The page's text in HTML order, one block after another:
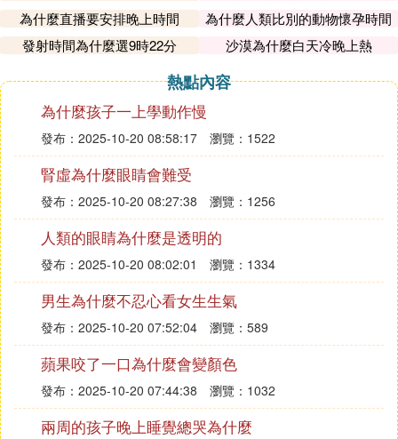
B. 蘭花為什麼光長葉子不開花
不知樓主的是什麼品種?蘭界有句話叫陽多花好陰多
葉好!說的是遮陰少有利花芽的分化遮陰多葉長的翠
綠好看.這只是一方面!不同的蘭花花芽分化要求都不
同像春蘭和蕙蘭冬季要不高於十度的溫度來春化花
芽!溫度過高就開不了花有花芽也會花芽乾死!還有石
斛屬的春石斛也是這樣溫度過高會從花芽轉化為高位
芽!而秋石斛類的花芽確要高溫高濕才會分花花芽!
C. 蘭花為什麼不開花
蘭花開花應該有溫度/濕度/季節三同時才會開花
不是什麼季節都開花
D. 家裡的蘭花為什麼都不開花
我也有一棵蘭草。光長葉子不開花，不過我覺得看葉
子也是一種享受。呵呵。
E. 我的蘭花為什麼兩年了都不開花
為什麼直播要安排晚上時間
為什麼人類比別的動物懷孕時間
長
發射時間為什麼選9時22分 沙漠為什麼白天冷晚上熱
熱點內容
為什麼孩子一上學動作慢
發布：2025-10-20 08:58:17 瀏覽：1522
腎虛為什麼眼睛會難受
發布：2025-10-20 08:27:38 瀏覽：1256
人類的眼睛為什麼是透明的
發布：2025-10-20 08:02:01 瀏覽：1334
男生為什麼不忍心看女生生氣
發布：2025-10-20 07:52:04 瀏覽：589
蘋果咬了一口為什麼會變顏色
發布：2025-10-20 07:44:38 瀏覽：1032
兩周的孩子晚上睡覺總哭為什麼